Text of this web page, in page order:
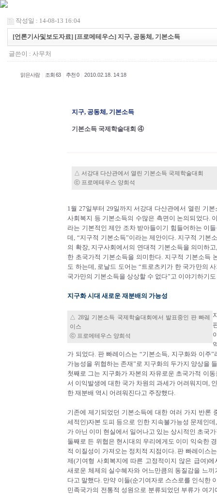
작성일 : 14-08-13 16:04
[언론기사및보도자료] [프로메테우스] 지구, 공동체, 기본소득
글쓴이 : 사무처
맑은사람 조회 63 추천 0 2010.02.18. 14:18
지구, 공동체, 기본소득
기본소득 국제학술대회 ④
△ 서강대 다산관에서 열린 기본소득 국제학술대회
ⓒ 프로메테우스 양희석
1월 27일부터 29일까지 서강대 다산관에서 열린 기
사회복지 등 기본소득의 수많은 측면이 논의되었다.
라는 기본적인 제안 조차 받아들이기 힘들어하는 이
데, “지구적 기본소득”이라는 제안이다. 지구적 기본
의 확장, 지구사회에서의 연대적 기본소득을 의미하
한 초국가적 기본소득을 의미한다. 지구적 기본소득
도 하는데, 로날드 도어는 “트로츠키가 한 국가만의
국가만의 기본소득을 상상할 수 없다”고 이야기하기
지구화 시대 새로운 재분배의 가능성
△ 28일 기본소득 국제학술대회에서 발표중인 판 빠레
이스
ⓒ 프로메테우스 양희석
가 되었다. 판 빠레이스는 “기본소득, 지구화와 이주
가능성을 위협하는 존재”로 지구화의 두가지 양상을
첫째로 그는 지구화가 자본의 자유로운 초국가적 이
서 이익발생에 대한 국가 차원의 과세가 어려워지며,
한 재분배 역시 어려워진다고 주장했다.
기존에 제기되었던 기본소득에 대한 여러 가지 반론
세적인)자본 도피 등으로 인한 지속불가능성 문제인
가 아닌 이미 현실에서 일어나고 있는 상시적인 초국
둘째로 든 위협은 현시대의 우리에게도 이미 익숙한
적 이질성이 가져오는 정치적 지점이다. 판 빠레이스
제(기여형 사회복지에 따른 고정적이지 않은 급여)
새로운 체제의 실수혜자와 어느만큼의 동질감을 느
다고 말했다. 만약 이들(순기여자로 스스로를 인식한
민족국가의 전통적 성원으로 분류되었던 부류가 여